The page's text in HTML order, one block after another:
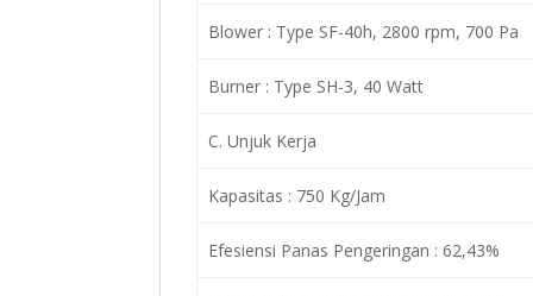
Blower : Type SF-40h, 2800 rpm, 700 Pa
Burner : Type SH-3, 40 Watt
C. Unjuk Kerja
Kapasitas : 750 Kg/Jam
Efesiensi Panas Pengeringan : 62,43%